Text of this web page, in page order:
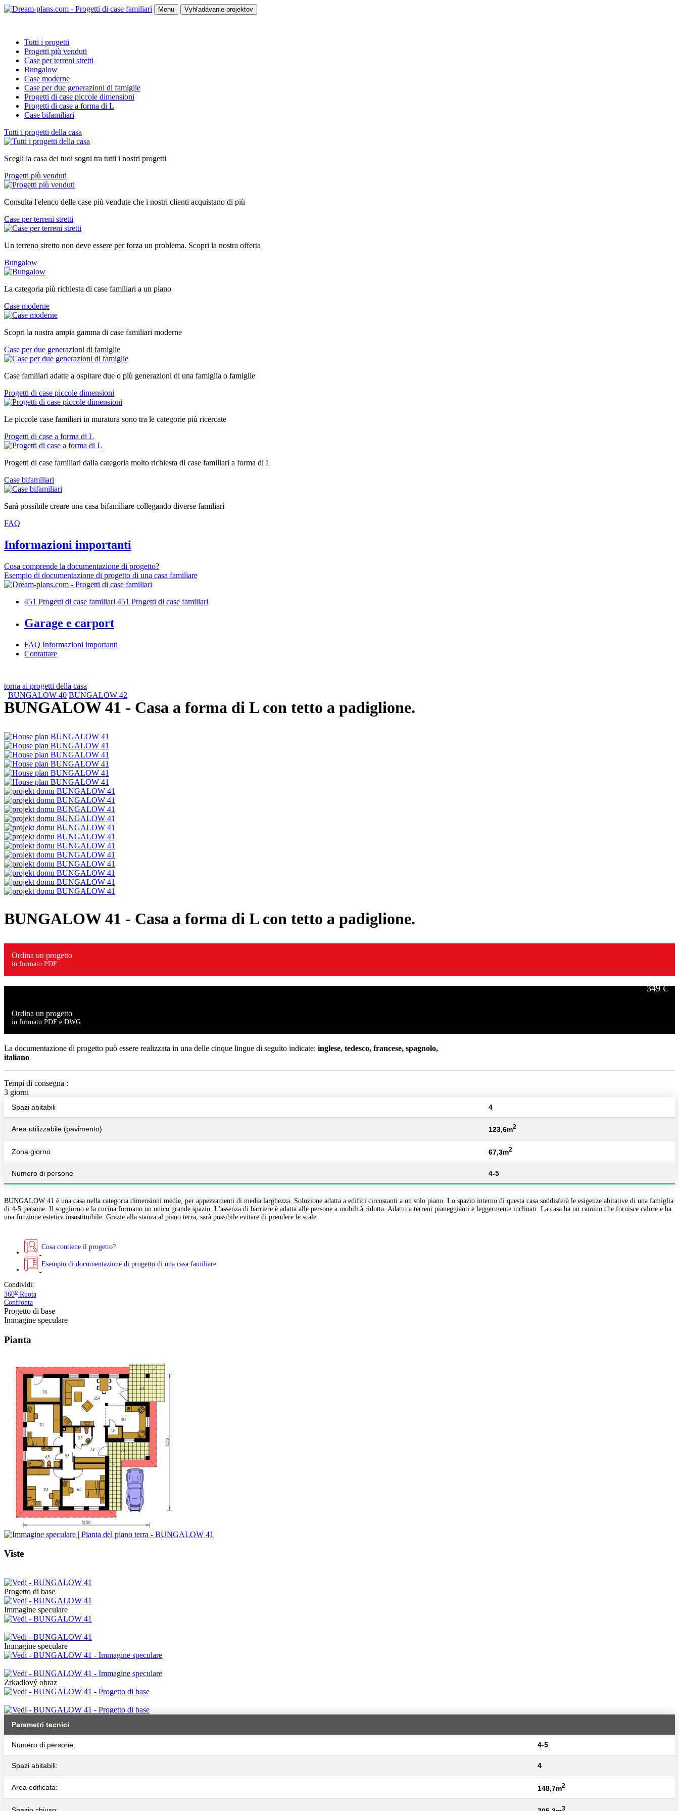
Menu Vyhľadávanie projektov
Tutti i progetti
Progetti più venduti
Case per terreni stretti
Bungalow
Case moderne
Case per due generazioni di famiglie
Progetti di case piccole dimensioni
Progetti di case a forma di L
Case bifamiliari
Tutti i progetti della casa
Scegli la casa dei tuoi sogni tra tutti i nostri progetti
Progetti più venduti
Consulta l'elenco delle case più vendute che i nostri clienti acquistano di più
Case per terreni stretti
Un terreno stretto non deve essere per forza un problema. Scopri la nostra offerta
Bungalow
La categoria più richiesta di case familiari a un piano
Case moderne
Scopri la nostra ampia gamma di case familiari moderne
Case per due generazioni di famiglie
Case familiari adatte a ospitare due o più generazioni di una famiglia o famiglie
Progetti di case piccole dimensioni
Le piccole case familiari in muratura sono tra le categorie più ricercate
Progetti di case a forma di L
Progetti di case familiari dalla categoria molto richiesta di case familiari a forma di L
Case bifamiliari
Sarà possibile creare una casa bifamiliare collegando diverse familiari
FAQ
Informazioni importanti
Cosa comprende la documentazione di progetto?
Esempio di documentazione di progetto di una casa familiare
451 Progetti di case familiari 451 Progetti di case familiari
Garage e carport
FAQ Informazioni importanti
Contattare
torna ai progetti della casa
BUNGALOW 40 BUNGALOW 42
BUNGALOW 41 - Casa a forma di L con tetto a padiglione.
BUNGALOW 41 - Casa a forma di L con tetto a padiglione.
Ordina un progetto
in formato PDF
349 €
Ordina un progetto
in formato PDF e DWG
La documentazione di progetto può essere realizzata in una delle cinque lingue di seguito indicate: inglese, tedesco, francese, spagnolo,
italiano
Tempi di consegna :
3 giorni
Spazi abitabili 4
Area utilizzabile (pavimento) 123,6m2
Zona giorno 67,3m2
Numero di persone 4-5
BUNGALOW 41 è una casa nella categoria dimensioni medie, per appezzamenti di media larghezza. Soluzione adatta a edifici circostanti a un solo piano. Lo spazio interno di questa casa soddisferà le esigenze abitative di una famiglia
di 4-5 persone. Il soggiorno e la cucina formano un unico grande spazio. L'assenza di barriere è adatta alle persone a mobilità ridotta. Adatto a terreni pianeggianti e leggermente inclinati. La casa ha un camino che fornisce calore e ha
una funzione estetica insostituibile. Grazie alla stanza al piano terra, sarà possibile evitare di prendere le scale.
Cosa contiene il progetto?
Esempio di documentazione di progetto di una casa familiare
Condividi:
360o Ruota
Confronta
Progetto di base
Immagine speculare
Pianta
Viste
Progetto di base
Immagine speculare
Immagine speculare
Zrkadlový obraz
Parametri tecnici
Numero di persone: 4-5
Spazi abitabili: 4
Area edificata: 148,7m2
3